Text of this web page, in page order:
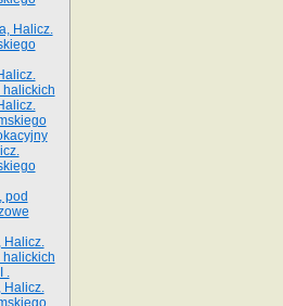
Halicz.
halickich­
pod
Halicz.
halickich
.
Halicz.